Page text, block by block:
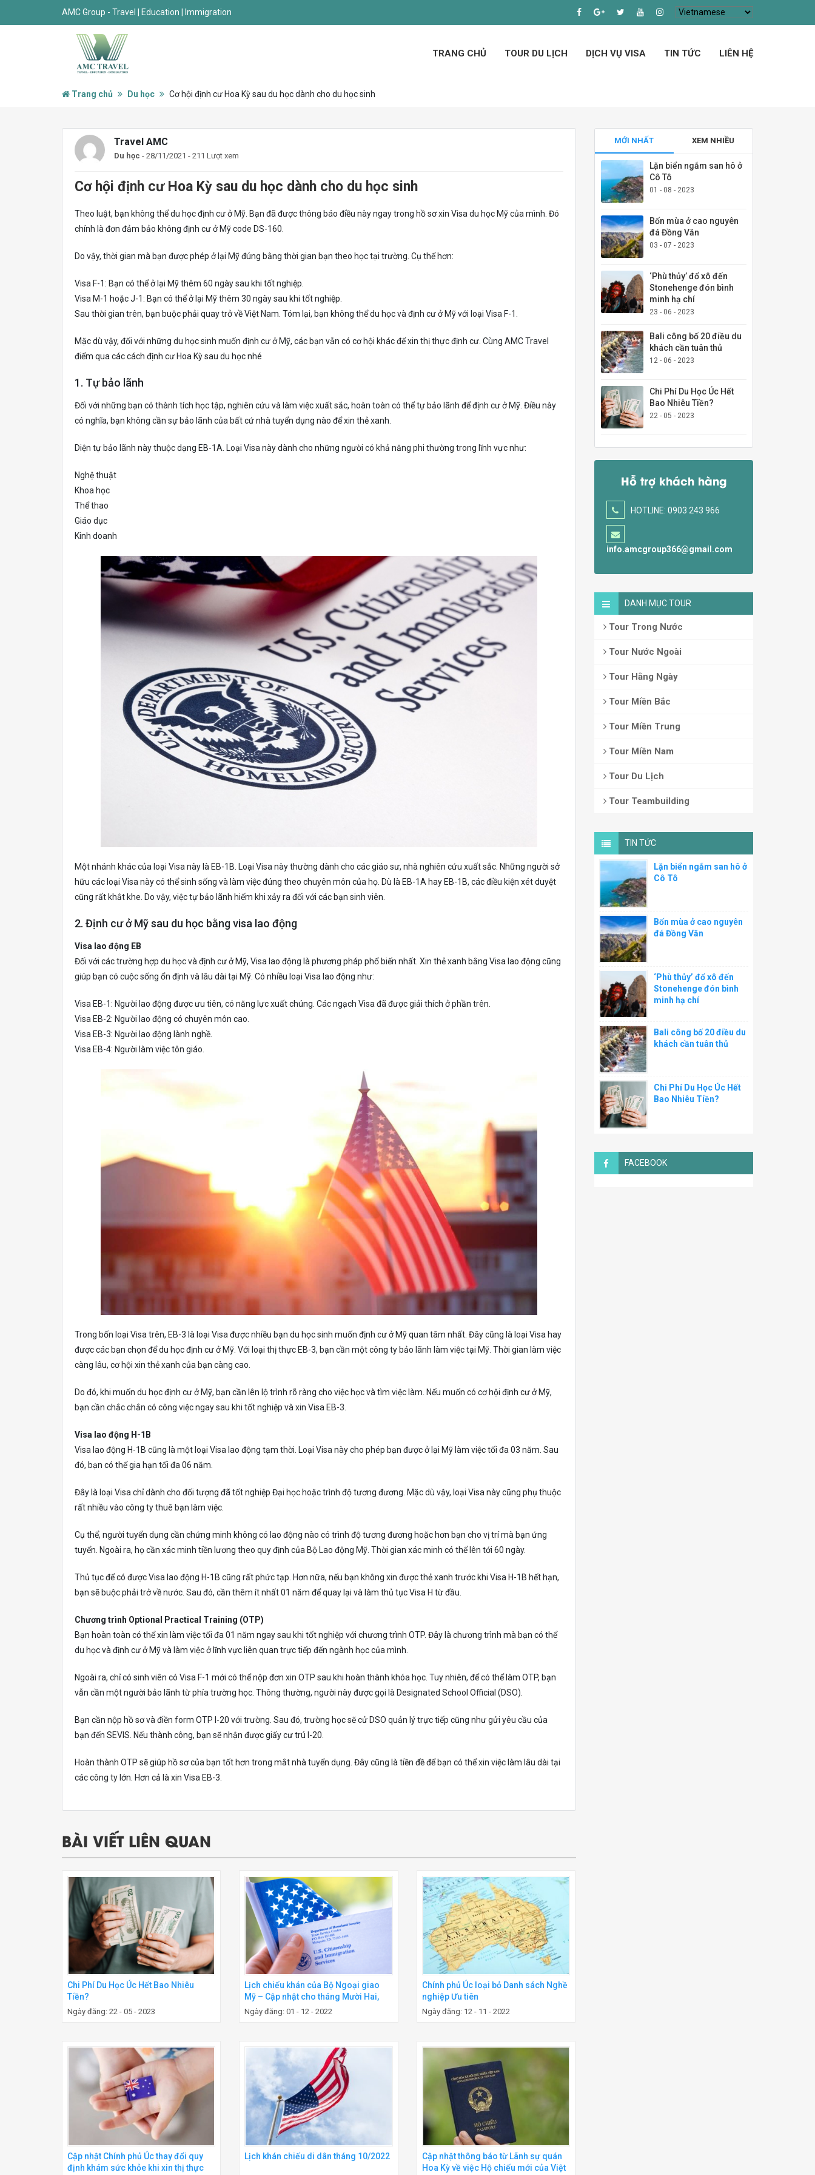
AMC Group - Travel | Education | Immigration
TRANG CHỦ TOUR DU LỊCH DỊCH VỤ VISA TIN TỨC LIÊN HỆ
Trang chủ Du học Cơ hội định cư Hoa Kỳ sau du học dành cho du học sinh
Travel AMC
Du học - 28/11/2021 - 211 Lượt xem
Cơ hội định cư Hoa Kỳ sau du học dành cho du học sinh
Theo luật, bạn không thể du học định cư ở Mỹ. Bạn đã được thông báo điều này ngay trong hồ sơ xin Visa du học Mỹ của mình. Đó
chính là đơn đảm bảo không định cư ở Mỹ code DS-160.
Do vậy, thời gian mà bạn được phép ở lại Mỹ đúng bằng thời gian bạn theo học tại trường. Cụ thể hơn:
Visa F-1: Bạn có thể ở lại Mỹ thêm 60 ngày sau khi tốt nghiệp.
Visa M-1 hoặc J-1: Bạn có thể ở lại Mỹ thêm 30 ngày sau khi tốt nghiệp.
Sau thời gian trên, bạn buộc phải quay trở về Việt Nam. Tóm lại, bạn không thể du học và định cư ở Mỹ với loại Visa F-1.
Mặc dù vậy, đối với những du học sinh muốn định cư ở Mỹ, các bạn vẫn có cơ hội khác để xin thị thực định cư. Cùng AMC Travel
điểm qua các cách định cư Hoa Kỳ sau du học nhé
1. Tự bảo lãnh
Đối với những bạn có thành tích học tập, nghiên cứu và làm việc xuất sắc, hoàn toàn có thể tự bảo lãnh để định cư ở Mỹ. Điều này
có nghĩa, bạn không cần sự bảo lãnh của bất cứ nhà tuyển dụng nào để xin thẻ xanh.
Diện tự bảo lãnh này thuộc dạng EB-1A. Loại Visa này dành cho những người có khả năng phi thường trong lĩnh vực như:
Nghệ thuật
Khoa học
Thể thao
Giáo dục
Kinh doanh
Một nhánh khác của loại Visa này là EB-1B. Loại Visa này thường dành cho các giáo sư, nhà nghiên cứu xuất sắc. Những người sở
hữu các loại Visa này có thể sinh sống và làm việc đúng theo chuyên môn của họ. Dù là EB-1A hay EB-1B, các điều kiện xét duyệt
cũng rất khắt khe. Do vậy, việc tự bảo lãnh hiếm khi xảy ra đối với các bạn sinh viên.
2. Định cư ở Mỹ sau du học bằng visa lao động
Visa lao động EB
Đối với các trường hợp du học và định cư ở Mỹ, Visa lao động là phương pháp phổ biến nhất. Xin thẻ xanh bằng Visa lao động cũng
giúp bạn có cuộc sống ổn định và lâu dài tại Mỹ. Có nhiều loại Visa lao động như:
Visa EB-1: Người lao động được ưu tiên, có năng lực xuất chúng. Các ngạch Visa đã được giải thích ở phần trên.
Visa EB-2: Người lao động có chuyên môn cao.
Visa EB-3: Người lao động lành nghề.
Visa EB-4: Người làm việc tôn giáo.
Trong bốn loại Visa trên, EB-3 là loại Visa được nhiều bạn du học sinh muốn định cư ở Mỹ quan tâm nhất. Đây cũng là loại Visa hay
được các bạn chọn để du học định cư ở Mỹ. Với loại thị thực EB-3, bạn cần một công ty bảo lãnh làm việc tại Mỹ. Thời gian làm việc
càng lâu, cơ hội xin thẻ xanh của bạn càng cao.
Do đó, khi muốn du học định cư ở Mỹ, bạn cần lên lộ trình rõ ràng cho việc học và tìm việc làm. Nếu muốn có cơ hội định cư ở Mỹ,
bạn cần chắc chắn có công việc ngay sau khi tốt nghiệp và xin Visa EB-3.
Visa lao động H-1B
Visa lao động H-1B cũng là một loại Visa lao động tạm thời. Loại Visa này cho phép bạn được ở lại Mỹ làm việc tối đa 03 năm. Sau
đó, bạn có thể gia hạn tối đa 06 năm.
Đây là loại Visa chỉ dành cho đối tượng đã tốt nghiệp Đại học hoặc trình độ tương đương. Mặc dù vậy, loại Visa này cũng phụ thuộc
rất nhiều vào công ty thuê bạn làm việc.
Cụ thể, người tuyển dụng cần chứng minh không có lao động nào có trình độ tương đương hoặc hơn bạn cho vị trí mà bạn ứng
tuyển. Ngoài ra, họ cần xác minh tiền lương theo quy định của Bộ Lao động Mỹ. Thời gian xác minh có thể lên tới 60 ngày.
Thủ tục để có được Visa lao động H-1B cũng rất phức tạp. Hơn nữa, nếu bạn không xin được thẻ xanh trước khi Visa H-1B hết hạn,
bạn sẽ buộc phải trở về nước. Sau đó, cần thêm ít nhất 01 năm để quay lại và làm thủ tục Visa H từ đầu.
Chương trình Optional Practical Training (OTP)
Bạn hoàn toàn có thể xin làm việc tối đa 01 năm ngay sau khi tốt nghiệp với chương trình OTP. Đây là chương trình mà bạn có thể
du học và định cư ở Mỹ và làm việc ở lĩnh vực liên quan trực tiếp đến ngành học của mình.
Ngoài ra, chỉ có sinh viên có Visa F-1 mới có thể nộp đơn xin OTP sau khi hoàn thành khóa học. Tuy nhiên, để có thể làm OTP, bạn
vẫn cần một người bảo lãnh từ phía trường học. Thông thường, người này được gọi là Designated School Official (DSO).
Bạn cần nộp hồ sơ và điền form OTP I-20 với trường. Sau đó, trường học sẽ cử DSO quản lý trực tiếp cũng như gửi yêu cầu của
bạn đến SEVIS. Nếu thành công, bạn sẽ nhận được giấy cư trú I-20.
Hoàn thành OTP sẽ giúp hồ sơ của bạn tốt hơn trong mắt nhà tuyển dụng. Đây cũng là tiền đề để bạn có thể xin việc làm lâu dài tại
các công ty lớn. Hơn cả là xin Visa EB-3.
BÀI VIẾT LIÊN QUAN
Chi Phí Du Học Úc Hết Bao Nhiêu
Tiền?
Ngày đăng: 22 - 05 - 2023
Lịch chiếu khán của Bộ Ngoại giao
Mỹ – Cập nhật cho tháng Mười Hai,
2022
Ngày đăng: 01 - 12 - 2022
Chính phủ Úc loại bỏ Danh sách Nghề
nghiệp Ưu tiên
Ngày đăng: 12 - 11 - 2022
Cập nhật Chính phủ Úc thay đổi quy
định khám sức khỏe khi xin thị thực
Lịch khán chiếu di dân tháng 10/2022
Cập nhật thông báo từ Lãnh sự quán
Hoa Kỳ về việc Hộ chiếu mới của Việt
MỚI NHẤT XEM NHIỀU
Lặn biển ngắm san hô ở
Cô Tô
01 - 08 - 2023
Bốn mùa ở cao nguyên
đá Đồng Văn
03 - 07 - 2023
‘Phù thủy’ đổ xô đến
Stonehenge đón bình
minh hạ chí
23 - 06 - 2023
Bali công bố 20 điều du
khách cần tuân thủ
12 - 06 - 2023
Chi Phí Du Học Úc Hết
Bao Nhiêu Tiền?
22 - 05 - 2023
Hỗ trợ khách hàng
HOTLINE: 0903 243 966
info.amcgroup366@gmail.com
DANH MỤC TOUR
Tour Trong Nước
Tour Nước Ngoài
Tour Hằng Ngày
Tour Miền Bắc
Tour Miền Trung
Tour Miền Nam
Tour Du Lịch
Tour Teambuilding
TIN TỨC
Lặn biển ngắm san hô ở
Cô Tô
Bốn mùa ở cao nguyên
đá Đồng Văn
‘Phù thủy’ đổ xô đến
Stonehenge đón bình
minh hạ chí
Bali công bố 20 điều du
khách cần tuân thủ
Chi Phí Du Học Úc Hết
Bao Nhiêu Tiền?
FACEBOOK